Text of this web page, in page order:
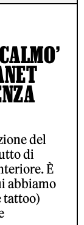
del
di
È
abbiamo
tattoo)